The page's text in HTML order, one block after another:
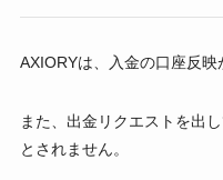
AXIORYは、入金の口座反映
また、出金リクエストを出
とされません。